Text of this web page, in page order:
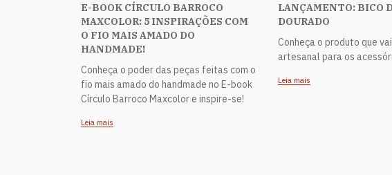
E-BOOK CÍRCULO BARROCO
MAXCOLOR: 5 INSPIRAÇÕES COM
O FIO MAIS AMADO DO
HANDMADE!
Conheça o poder das peças feitas com o
fio mais amado do handmade no E-book
Círculo Barroco Maxcolor e inspire-se!
Leia mais
LANÇAMENTO: BICO
DOURADO
Conheça o produto que
artesanal para os
Leia mais